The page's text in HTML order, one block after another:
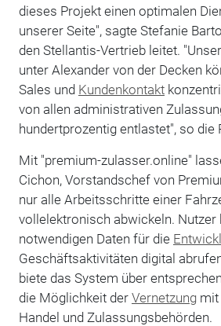
dieses Projekt einen optimalen
unserer Seite", sagte Stefanie
den Stellantis-Vertrieb leitet.
unter Alexander von der Decken
Sales und Kundenkontakt
von allen administrativen
hundertprozentig entlastet", so die
Mit "premium-zulasser.online"
Cichon, Vorstandschef von
nur alle Arbeitsschritte einer
vollelektronisch abwickeln. Nutzer
notwendigen Daten für die
Geschäftsaktivitäten digital
biete das System über
die Möglichkeit der Vernetzungmit
Handel und Zulassungsbehörden.